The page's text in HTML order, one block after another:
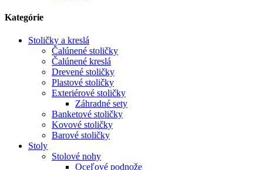
Kategórie
Stoličky a kreslá
Čalúnené stoličky
Čalúnené kreslá
Drevené stoličky
Plastové stoličky
Exteriérové stoličky
Záhradné sety
Banketové stoličky
Kovové stoličky
Barové stoličky
Stoly
Stolové nohy
Oceľové podnože